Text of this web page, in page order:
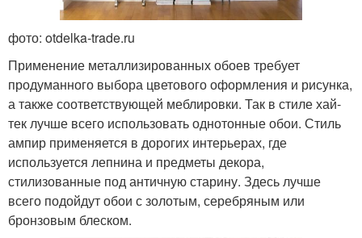
фото: otdelka-trade.ru
Применение металлизированных обоев требует
продуманного выбора цветового оформления и рисунка,
а также соответствующей меблировки. Так в стиле хай-
тек лучше всего использовать однотонные обои. Стиль
ампир применяется в дорогих интерьерах, где
используется лепнина и предметы декора,
стилизованные под античную старину. Здесь лучше
всего подойдут обои с золотым, серебряным или
бронзовым блеском.